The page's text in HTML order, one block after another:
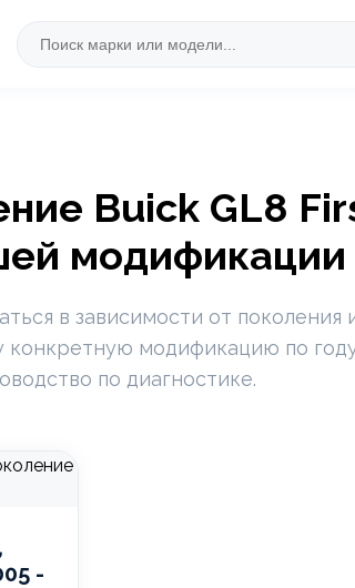
Buick GL8
модификации
в зависимости от поколения
модификацию по
по диагностике.
-